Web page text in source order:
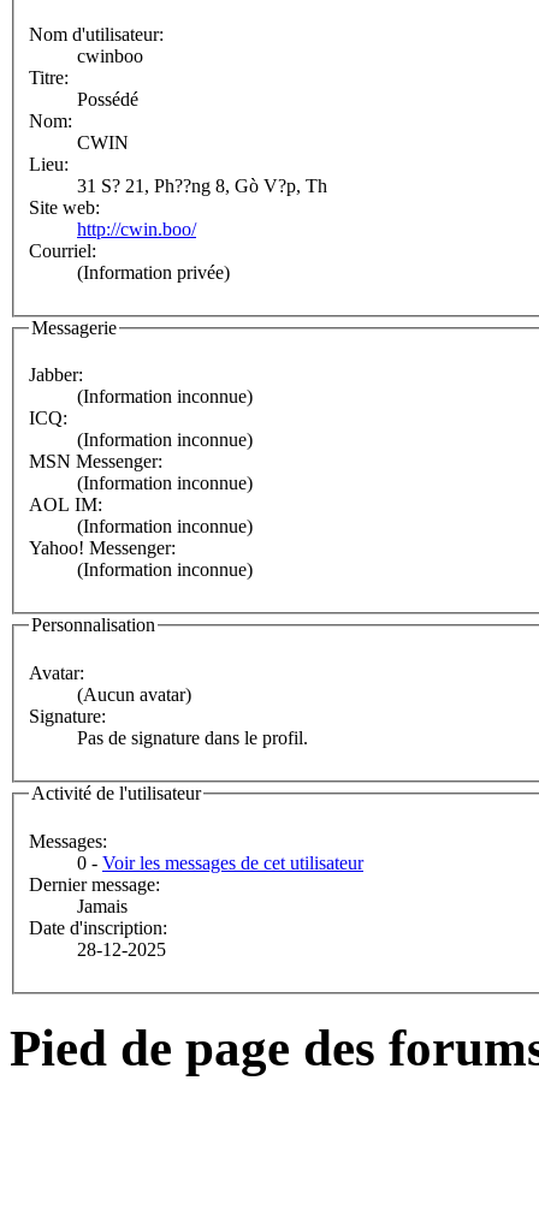
Nom d'utilisateur:
cwinboo
Titre:
Possédé
Nom:
CWIN
Lieu:
31 S? 21, Ph??ng 8, Gò V?p, Th
Site web:
http://cwin.boo/
Courriel:
(Information privée)
Messagerie
Jabber:
(Information inconnue)
ICQ:
(Information inconnue)
MSN Messenger:
(Information inconnue)
AOL IM:
(Information inconnue)
Yahoo! Messenger:
(Information inconnue)
Personnalisation
Avatar:
(Aucun avatar)
Signature:
Pas de signature dans le profil.
Activité de l'utilisateur
Messages:
0 - Voir les messages de cet utilisateur
Dernier message:
Jamais
Date d'inscription:
28-12-2025
Pied de page des